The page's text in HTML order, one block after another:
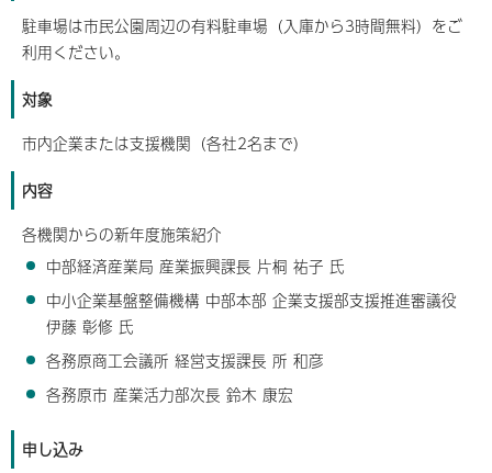
駐車場は市民公園周辺の有料駐車場（入庫から3時間無料）をご
利用ください。
対象
市内企業または支援機関（各社2名まで）
内容
各機関からの新年度施策紹介
中部経済産業局 産業振興課長 片桐 祐子 氏
中小企業基盤整備機構 中部本部 企業支援部支援推進審議役
伊藤 彰修 氏
各務原商工会議所 経営支援課長 所 和彦
各務原市 産業活力部次長 鈴木 康宏
申し込み